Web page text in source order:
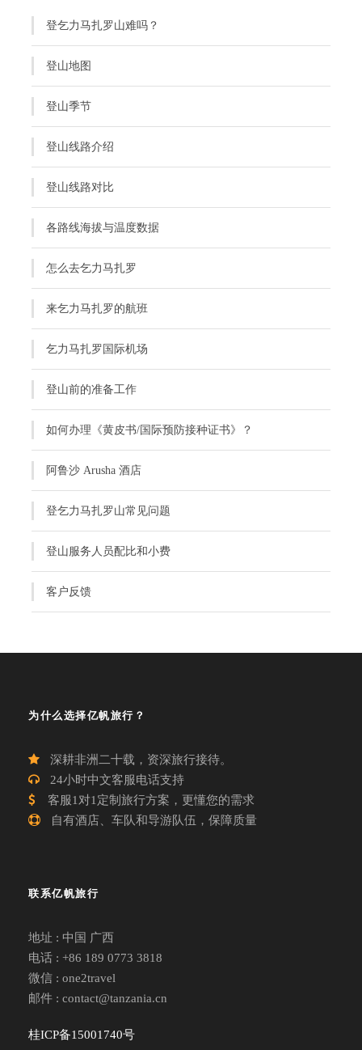
登乞力马扎罗山难吗？
登山地图
登山季节
登山线路介绍
登山线路对比
各路线海拔与温度数据
怎么去乞力马扎罗
来乞力马扎罗的航班
乞力马扎罗国际机场
登山前的准备工作
如何办理《黄皮书/国际预防接种证书》？
阿鲁沙 Arusha 酒店
登乞力马扎罗山常见问题
登山服务人员配比和小费
客户反馈
为什么选择亿帆旅行？
深耕非洲二十载，资深旅行接待。
24小时中文客服电话支持
客服1对1定制旅行方案，更懂您的需求
自有酒店、车队和导游队伍，保障质量
联系亿帆旅行
地址 : 中国 广西
电话 : +86 189 0773 3818
微信 : one2travel
邮件 : contact@tanzania.cn
桂ICP备15001740号